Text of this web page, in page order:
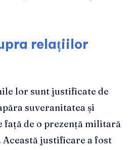
relațiilor
lor sunt justificate de
suveranitatea și
față de o prezență militară
justificare a fost